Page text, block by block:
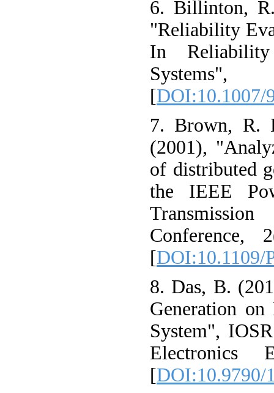
6. Billinton,
"Reliability
In
[DOI:10.1007/
7. Brown, R.
(2001),
of distributed
the IEEE
Conference,
[DOI:10.1109/
8. Das, B.
Generation
System",
Electronics
[DOI:10.9790/